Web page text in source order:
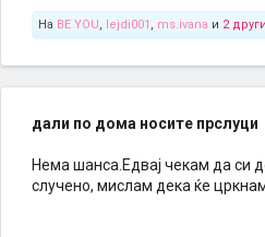
На BE YOU, lejdi001 , ms.ivana и 2 други
дали по дома носите прслуци
Нема шанса.Едвај чекам да си
случено, мислам дека ќе